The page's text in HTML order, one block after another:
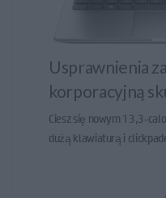
W naszym sklepie bez
Usprawnienia
korporacyjną
Ciesz się nowym 13,3-
dużą klawiaturą i